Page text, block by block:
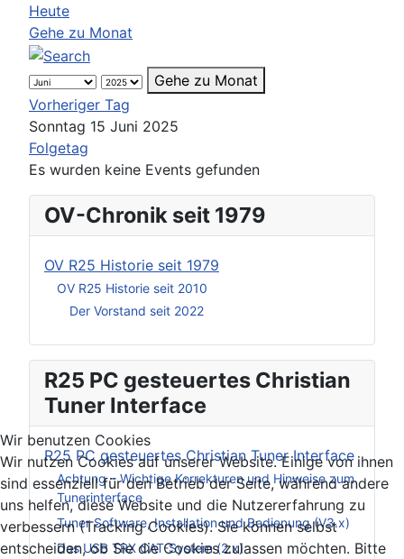
OV-Chronik seit 1979
OV R25 Historie seit 1979
OV R25 Historie seit 2010
Der Vorstand seit 2022
R25 PC gesteuertes Christian
Tuner Interface
R25 PC gesteuertes Christian Tuner Interface
Achtung – Wichtige Korrekturen und Hinweise zum
Tunerinterface
Tuner Software, Installation und Bedienung (V3.x)
Das USB TRX CAT-System (2.x)
Heute
Gehe zu Monat
Gehe zu Monat
Vorheriger Tag
Sonntag 15 Juni 2025
Folgetag
Es wurden keine Events gefunden
Wir benutzen Cookies
Wir nutzen Cookies auf unserer Website. Einige von ihnen
sind essenziell für den Betrieb der Seite, während andere
uns helfen, diese Website und die Nutzererfahrung zu
verbessern (Tracking Cookies). Sie können selbst
entscheiden, ob Sie die Cookies zulassen möchten. Bitte